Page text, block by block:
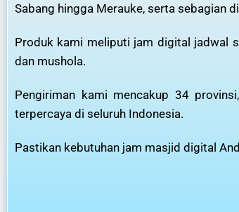
Sabang hingga Merauke, serta sebagian
Produk kami meliputi jam digital jadwal
dan mushola.
Pengiriman kami mencakup 34
terpercaya di seluruh Indonesia.
Pastikan kebutuhan jam masjid digital